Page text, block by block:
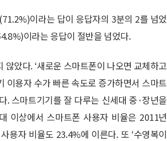
이라는 답이 응답자의 3분의 2를 넘었
이라는 응답이 절반을 넘었다.
았다. ‘새로운 스마트폰이 나오면 교체하고
이용자 수가 빠른 속도로 증가하면서 스마트
. 스마트기기를 잘 다루는 신세대 중·장년을
이상에서 스마트폰 사용자 비율은 2011년
용자 비율도 23.4%에 이른다. 또 ‘수영복이